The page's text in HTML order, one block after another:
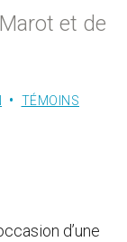
et de
TÉMOINS
d’une